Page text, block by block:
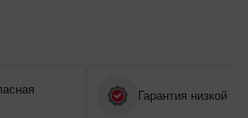
Гарантия низкой